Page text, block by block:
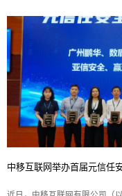
近日，中移互联网有限公司（